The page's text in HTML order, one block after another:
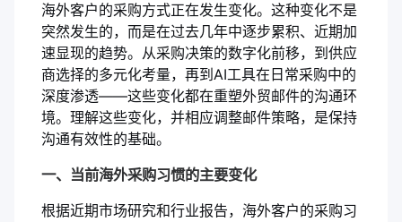
海外客户的采购方式正在发生变化。这种变化不是
突然发生的，而是在过去几年中逐步累积、近期加
速显现的趋势。从采购决策的数字化前移，到供应
商选择的多元化考量，再到AI工具在日常采购中的
深度渗透——这些变化都在重塑外贸邮件的沟通环
境。理解这些变化，并相应调整邮件策略，是保持
沟通有效性的基础。
一、当前海外采购习惯的主要变化
根据近期市场研究和行业报告，海外客户的采购习